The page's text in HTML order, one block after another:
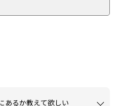
あるか教えて欲しい